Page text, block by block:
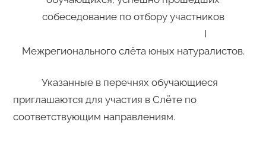
собеседование по отбору участников
I
Межрегионального слёта юных натуралистов.
Указанные в перечнях обучающиеся
приглашаются для участия в Слёте по
соответствующим направлениям.